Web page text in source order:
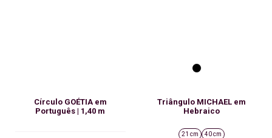
Círculo GOÉTIA em
Português | 1,40 m
Triângulo MICHAEL em
Hebraico
21 cm 40 cm